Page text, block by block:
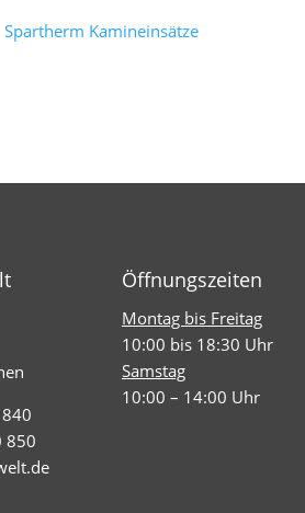
Spartherm Kamineinsätze
850
Öffnungszeiten
Montag bis Freitag
10:00 bis 18:30 Uhr
Samstag
10:00 – 14:00 Uhr